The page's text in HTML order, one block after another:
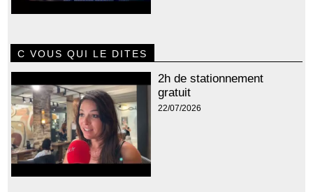
C VOUS QUI LE DITES
2h de stationnement
gratuit
22/07/2026